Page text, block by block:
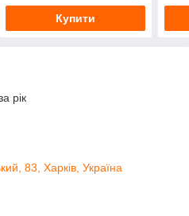
Купити
рік
83, Харків, Україна